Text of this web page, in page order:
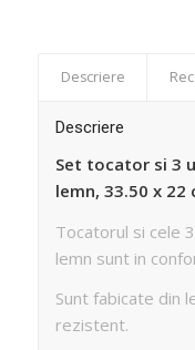
Descriere
Descriere
Set tocator si 3
lemn, 33.50 x 22
Tocatorul si cele
lemn sunt in
Sunt fabicate din
rezistent.